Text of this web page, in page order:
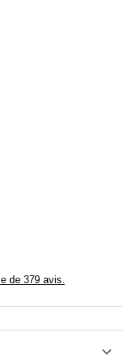
de 379 avis.